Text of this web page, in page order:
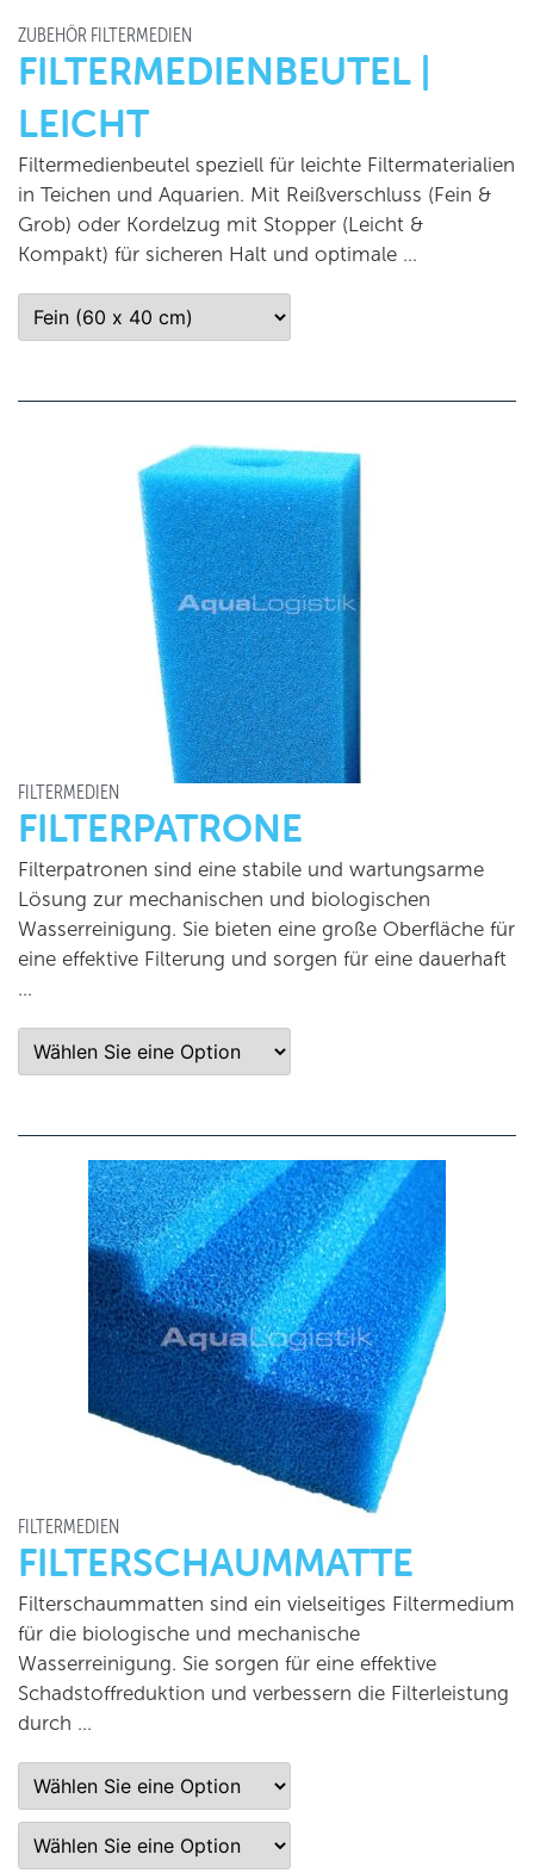
ZUBEHÖR FILTERMEDIEN
FILTERMEDIENBEUTEL |
LEICHT
Filtermedienbeutel speziell für leichte Filtermaterialien
in Teichen und Aquarien. Mit Reißverschluss (Fein &
Grob) oder Kordelzug mit Stopper (Leicht &
Kompakt) für sicheren Halt und optimale …
FILTERMEDIEN
FILTERPATRONE
Filterpatronen sind eine stabile und wartungsarme
Lösung zur mechanischen und biologischen
Wasserreinigung. Sie bieten eine große Oberfläche für
eine effektive Filterung und sorgen für eine dauerhaft
…
FILTERMEDIEN
FILTERSCHAUMMATTE
Filterschaummatten sind ein vielseitiges Filtermedium
für die biologische und mechanische
Wasserreinigung. Sie sorgen für eine effektive
Schadstoffreduktion und verbessern die Filterleistung
durch …